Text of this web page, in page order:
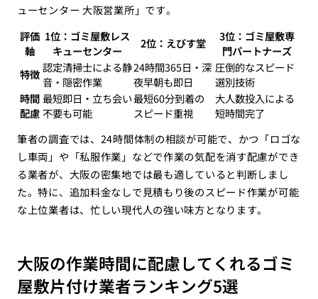
ューセンター 大阪営業所」です。
評価
軸
1位：ゴミ屋敷レス
キューセンター
2位：えびす堂
3位：ゴミ屋敷専
門パートナーズ
特徴認定清掃士による静
音・隠密作業
24時間365日・深
夜早朝も即日
圧倒的なスピード
選別技術
時間
配慮
最短即日・立ち会い
不要も可能
最短60分到着の
スピード重視
大人数投入による
短時間完了
筆者の調査では、24時間体制の相談が可能で、かつ「ロゴな
し車両」や「私服作業」などで作業の気配を消す配慮ができ
る業者が、大阪の密集地では最も適していると判断しまし
た。特に、追加料金なしで見積もり後のスピード作業が可能
な上位業者は、忙しい現代人の強い味方となります。
大阪の作業時間に配慮してくれるゴミ
屋敷片付け業者ランキング5選